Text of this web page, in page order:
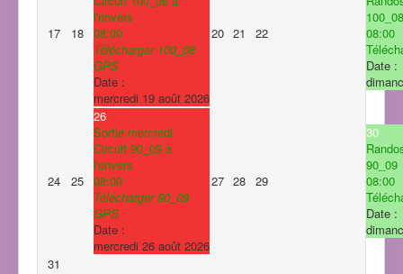
17 18
l'envers
08:00
Télécharger 100_08
GPS
Date :
mercredi 19 août 2026
20 21 22
100_08
08:00
Date :
24 25
26
Sortie mercredi
Circuit 90_09 à
l'envers
08:00
Télécharger 90_09
GPS
Date :
mercredi 26 août 2026
27 28 29
30
90_09
08:00
Date :
31